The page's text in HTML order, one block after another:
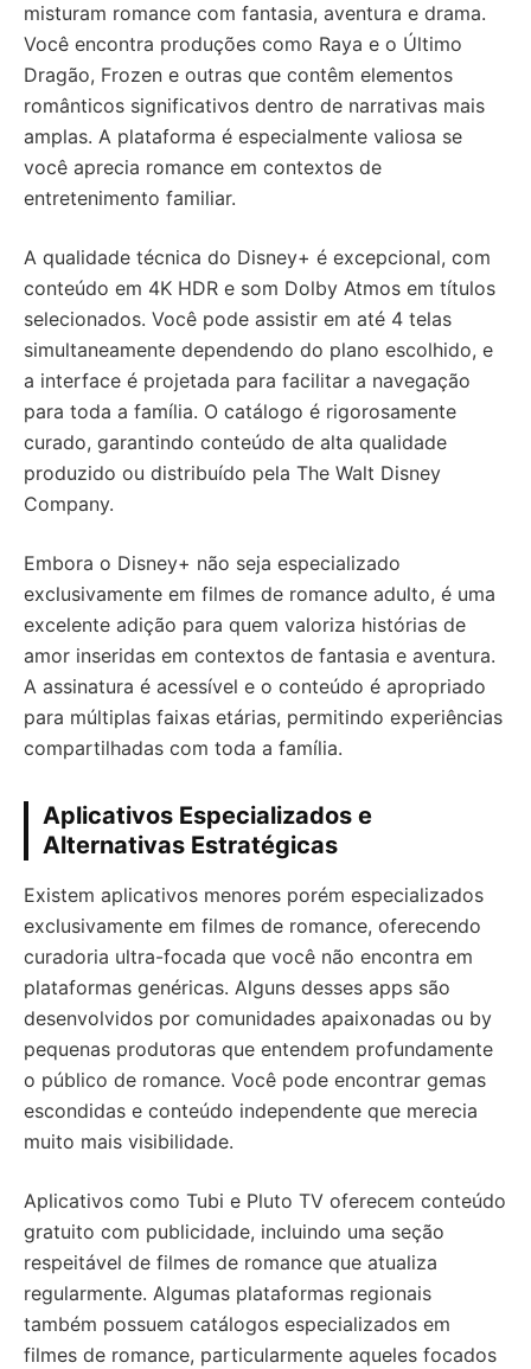
misturam romance com fantasia, aventura e drama.
Você encontra produções como Raya e o Último
Dragão, Frozen e outras que contêm elementos
românticos significativos dentro de narrativas mais
amplas. A plataforma é especialmente valiosa se
você aprecia romance em contextos de
entretenimento familiar.
A qualidade técnica do Disney+ é excepcional, com
conteúdo em 4K HDR e som Dolby Atmos em títulos
selecionados. Você pode assistir em até 4 telas
simultaneamente dependendo do plano escolhido, e
a interface é projetada para facilitar a navegação
para toda a família. O catálogo é rigorosamente
curado, garantindo conteúdo de alta qualidade
produzido ou distribuído pela The Walt Disney
Company.
Embora o Disney+ não seja especializado
exclusivamente em filmes de romance adulto, é uma
excelente adição para quem valoriza histórias de
amor inseridas em contextos de fantasia e aventura.
A assinatura é acessível e o conteúdo é apropriado
para múltiplas faixas etárias, permitindo experiências
compartilhadas com toda a família.
Aplicativos Especializados e
Alternativas Estratégicas
Existem aplicativos menores porém especializados
exclusivamente em filmes de romance, oferecendo
curadoria ultra-focada que você não encontra em
plataformas genéricas. Alguns desses apps são
desenvolvidos por comunidades apaixonadas ou by
pequenas produtoras que entendem profundamente
o público de romance. Você pode encontrar gemas
escondidas e conteúdo independente que merecia
muito mais visibilidade.
Aplicativos como Tubi e Pluto TV oferecem conteúdo
gratuito com publicidade, incluindo uma seção
respeitável de filmes de romance que atualiza
regularmente. Algumas plataformas regionais
também possuem catálogos especializados em
filmes de romance, particularmente aqueles focados